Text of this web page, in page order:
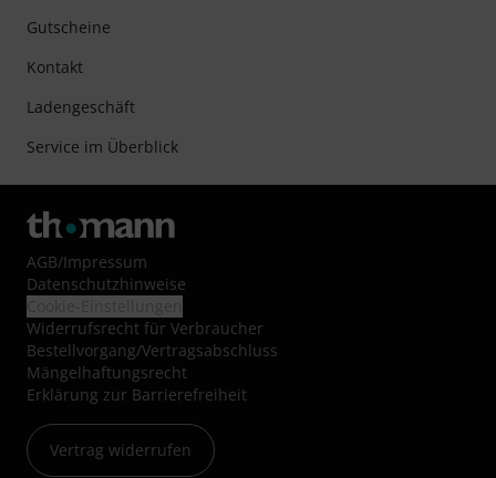
Gutscheine
Kontakt
Ladengeschäft
Service im Überblick
AGB/Impressum
Datenschutzhinweise
Widerrufsrecht für Verbraucher
Bestellvorgang/Vertragsabschluss
Mängelhaftungsrecht
Erklärung zur Barrierefreiheit
Vertrag widerrufen